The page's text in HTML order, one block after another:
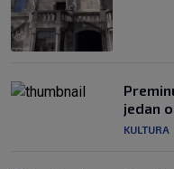
jedan
KULTURA